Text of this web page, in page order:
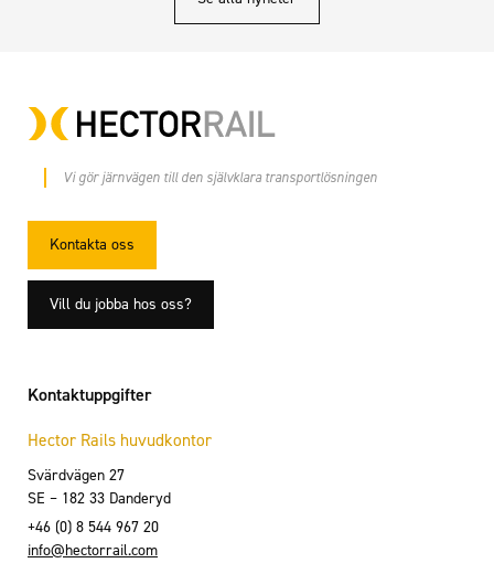
Vi gör järnvägen till den självklara transportlösningen
Kontakta oss
Vill du jobba hos oss?
Kontaktuppgifter
Hector Rails huvudkontor
Svärdvägen 27
SE – 182 33 Danderyd
+46 (0) 8 544 967 20
info@hectorrail.com